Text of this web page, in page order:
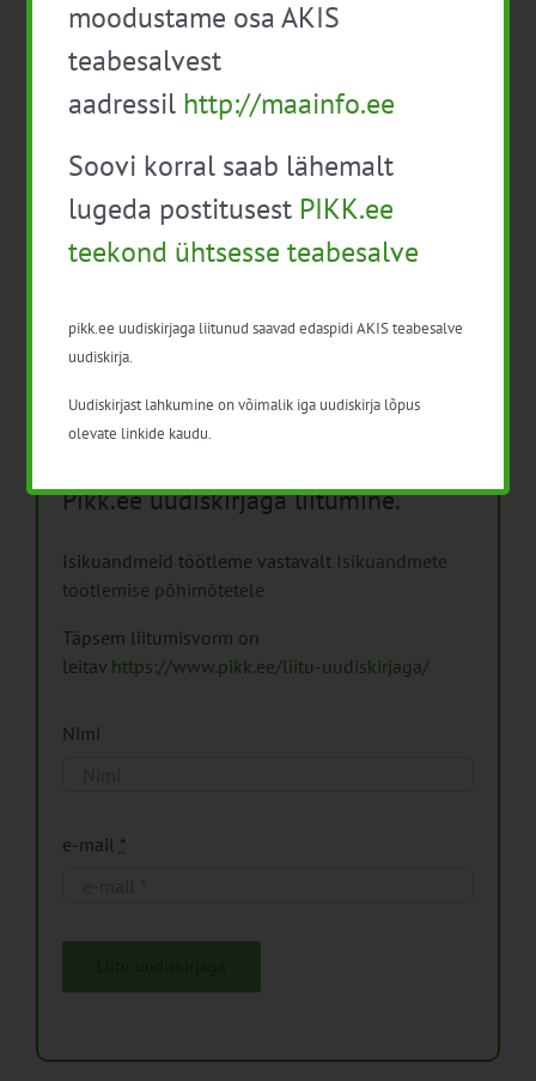
Isikukaitsevahendid ja ohutusnõuded
taimekaitsetöödel
Mida näitavad toiduohutuse seirearuanded
Arhiiv
Pikk.ee uudiskirjaga liitumine.
Isikuandmeid töötleme vastavalt Isikuandmete
töötlemise põhimõtetele
Täpsem liitumisvorm on
leitav https://www.pikk.ee/liitu-uudiskirjaga/
Nimi
e-mail *
moodustame osa AKIS
teabesalvest
aadressil http://maainfo.ee
Soovi korral saab lähemalt
lugeda postitusest PIKK.ee
teekond ühtsesse teabesalve
pikk.ee uudiskirjaga liitunud saavad edaspidi AKIS teabesalve
uudiskirja.
Uudiskirjast lahkumine on võimalik iga uudiskirja lõpus
olevate linkide kaudu.